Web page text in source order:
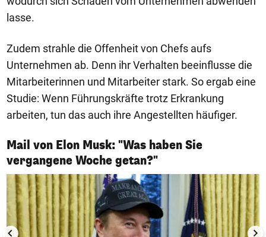
lasse.
Zudem strahle die Offenheit von Chefs aufs
Unternehmen ab. Denn ihr Verhalten beeinflusse die
Mitarbeiterinnen und Mitarbeiter stark. So ergab eine
Studie: Wenn Führungskräfte trotz Erkrankung
arbeiten, tun das auch ihre Angestellten häufiger.
Mail von Elon Musk: "Was haben Sie
vergangene Woche getan?"
1/3